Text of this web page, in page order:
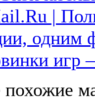
|
одним
похожие